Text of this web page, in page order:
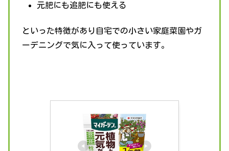
元肥にも追肥にも使える
といった特徴があり自宅での小さい家庭菜園やガ
ーデニングで気に入って使っています。